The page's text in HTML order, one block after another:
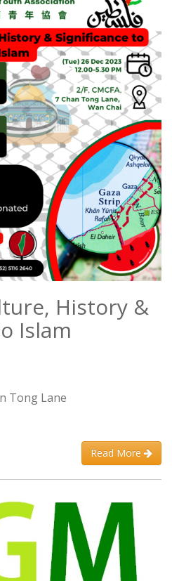
History &
Islam
Tong Lane
Read More